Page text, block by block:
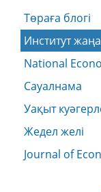
Төраға блогі
Институт
National
Сауалнама
Уақыт
Жедел желі
Journal of